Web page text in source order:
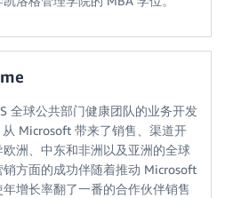
全球公共部门健康团队的业务开发
从 Microsoft 带来了销售、渠道开
洲、中东和非洲以及亚洲的全球
方面的成功伴随着推动 Microsoft
增长率翻了一番的合作伙伴销售